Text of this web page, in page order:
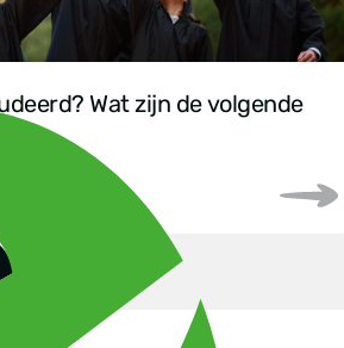
Wat zijn de volgende